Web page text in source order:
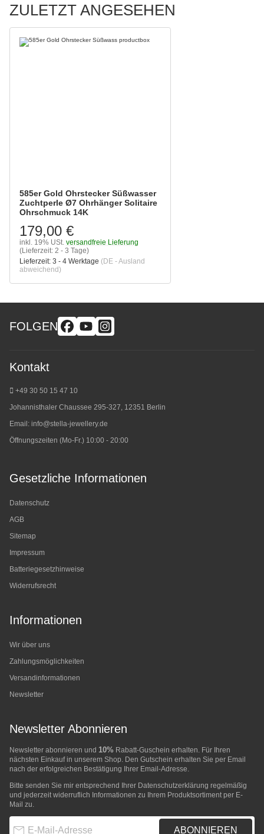
ZULETZT ANGESEHEN
585er Gold Ohrstecker Süßwasser
Zuchtperle Ø7 Ohrhänger Solitaire
Ohrschmuck 14K
179,00 €
inkl. 19% USt. versandfreie Lieferung
(Lieferzeit: 2 - 3 Tage)
Lieferzeit: 3 - 4 Werktage (DE - Ausland
abweichend)
FOLGEN
Kontakt
+49 30 50 15 47 10
Johannisthaler Chaussee 295-327, 12351 Berlin
Email: info@stella-jewellery.de
Öffnungszeiten (Mo-Fr.) 10:00 - 20:00
Gesetzliche Informationen
Datenschutz
AGB
Sitemap
Impressum
Batteriegesetzhinweise
Widerrufsrecht
Informationen
Wir über uns
Zahlungsmöglichkeiten
Versandinformationen
Newsletter
Newsletter Abonnieren
Newsletter abonnieren und 10% Rabatt-Guschein erhalten. Für Ihren
nächsten Einkauf in unserem Shop. Den Gutschein erhalten Sie per Email
nach der erfolgreichen Bestätigung Ihrer Email-Adresse.
Bitte senden Sie mir entsprechend Ihrer Datenschutzerklärung regelmäßig
und jederzeit widerruflich Informationen zu Ihrem Produktsortiment per E-
Mail zu.
ABONNIEREN